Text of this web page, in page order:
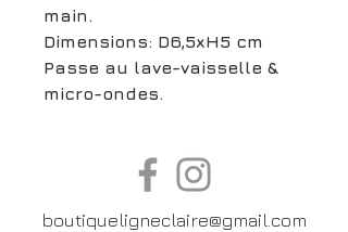
main.
Dimensions: D6,5xH5 cm
Passe au lave-vaisselle &
micro-ondes.
boutiqueligneclaire@gmail.com